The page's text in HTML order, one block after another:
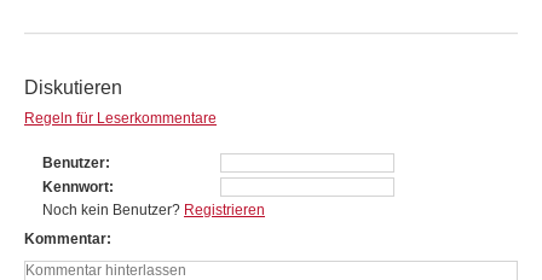
Diskutieren
Regeln für Leserkommentare
Benutzer
Kennwort
Noch kein Benutzer? Registrieren
Kommentar